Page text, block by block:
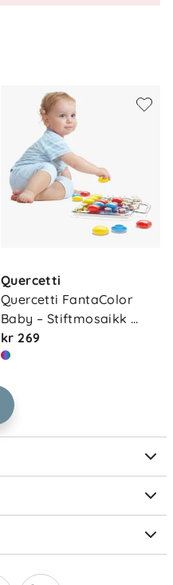
Quercetti
Quercetti FantaColor
Baby – Stiftmosaikk
star…
kr 269